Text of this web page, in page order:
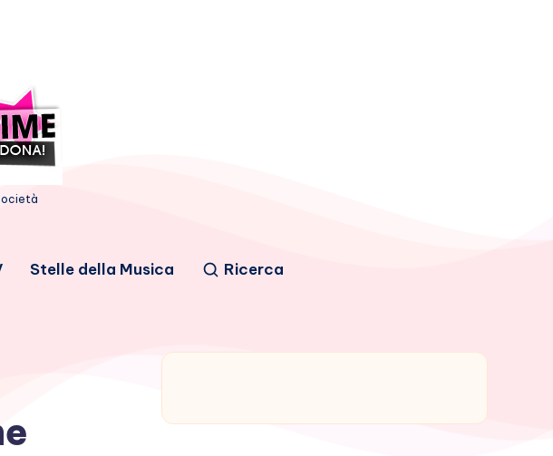
Stelle della Musica Ricerca